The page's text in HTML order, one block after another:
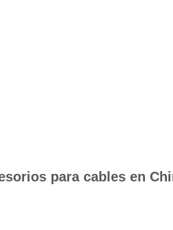
para cables en